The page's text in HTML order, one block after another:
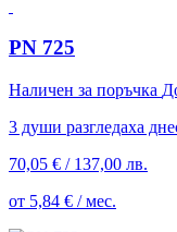
PN 725
Наличен за поръчка
3 души разгледаха
70,05 € / 137,00 лв.
от 5,84 € / мес.